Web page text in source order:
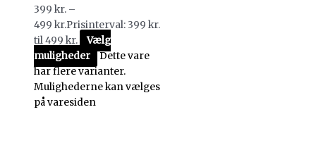
399 kr. –
499 kr.Prisinterval: 399 kr.
til 499 kr.
Vælg
muligheder
Dette vare
har flere varianter.
Mulighederne kan vælges
på varesiden